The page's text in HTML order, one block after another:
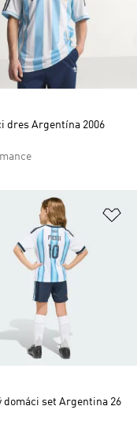
dres Argentína 2006
zoznamu želaných
domáci set Argentina 26